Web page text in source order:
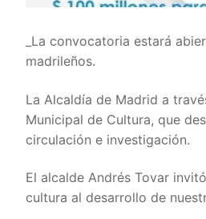
_La convocatoria estará
madrileños.
La Alcaldía de Madrid a
Municipal de Cultura, que
circulación e investigación.
El alcalde Andrés Tovar
cultura al desarrollo de